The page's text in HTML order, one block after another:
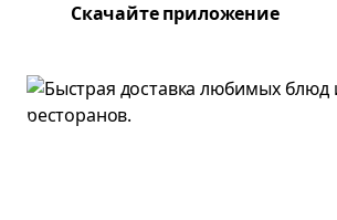
Скачайте приложение